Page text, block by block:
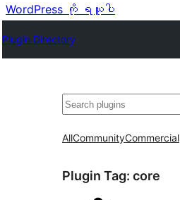
WordPress ကို ရယူပါ
Plugin Directory
ရှာ
AllCommunityCommercial
Plugin Tag: core